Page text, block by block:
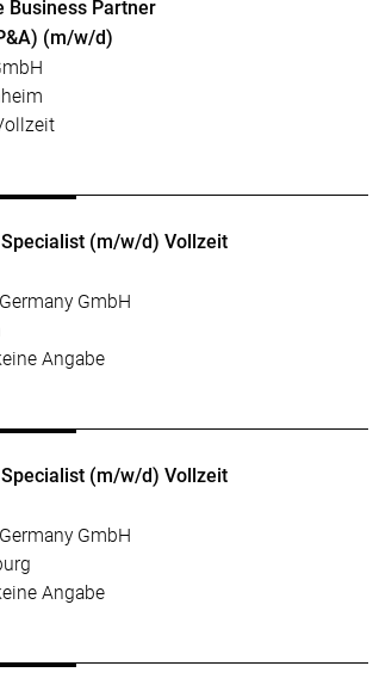
Business Partner
(m/w/d)
(m/w/d) Vollzeit
GmbH
Angabe
(m/w/d) Vollzeit
GmbH
Angabe